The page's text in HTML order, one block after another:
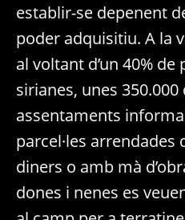
establir-se depenent
poder adquisitiu. A la
al voltant d’un 40%
sirianes, unes
assentaments
parcel·les arrendades
diners o amb mà
dones i nenes es